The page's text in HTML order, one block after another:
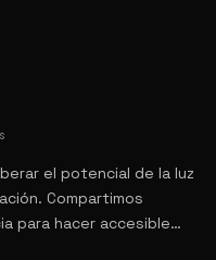
el potencial de la luz
Compartimos
para hacer accesible
crear espacios